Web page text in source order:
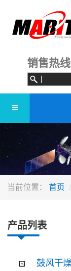
销售热线
当前位置： 首页
产品列表
鼓风干